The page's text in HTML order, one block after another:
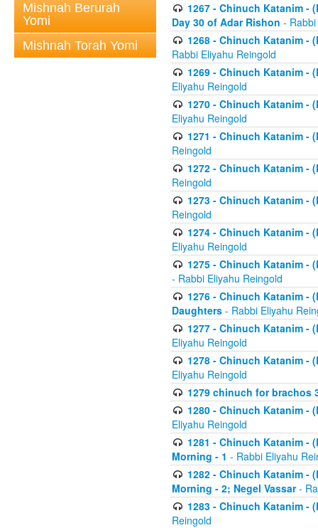
Mishnah Berurah
Yomi
Mishnah Torah Yomi
1267 - Chinuch Katanim -
Day 30 of Adar Rishon -
1268 - Chinuch Katanim -
Rabbi Eliyahu Reingold
1269 - Chinuch Katanim -
Eliyahu Reingold
1270 - Chinuch Katanim -
Eliyahu Reingold
1271 - Chinuch Katanim -
Reingold
1272 - Chinuch Katanim -
Reingold
1273 - Chinuch Katanim -
Reingold
1274 - Chinuch Katanim -
Eliyahu Reingold
1275 - Chinuch Katanim -
- Rabbi Eliyahu Reingold
1276 - Chinuch Katanim -
Daughters - Rabbi Eliyahu
1277 - Chinuch Katanim -
Eliyahu Reingold
1278 - Chinuch Katanim -
Eliyahu Reingold
1279 chinuch for brachos
1280 - Chinuch Katanim -
Eliyahu Reingold
1281 - Chinuch Katanim -
Morning - 1 - Rabbi Eliyahu
1282 - Chinuch Katanim -
Morning - 2; Negel Vassar-
1283 - Chinuch Katanim -
Reingold